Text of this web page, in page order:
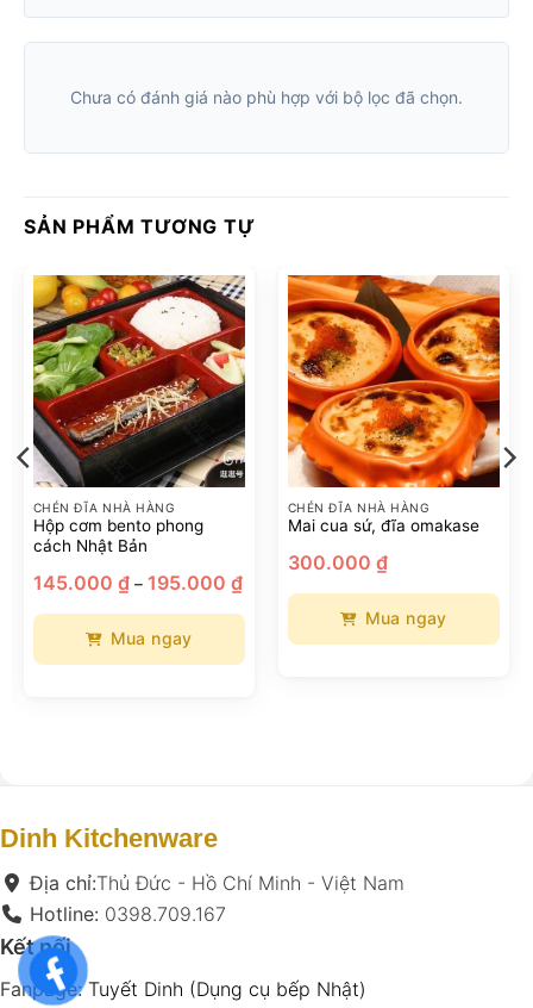
Chưa có đánh giá nào phù hợp với bộ lọc đã chọn.
SẢN PHẨM TƯƠNG TỰ
CHÉN ĐĨA NHÀ HÀNG
Hộp cơm bento phong
cách Nhật Bản
145.000 ₫ – 195.000 ₫Khoảng
giá:
145.000 ₫
Mua ngay
thể.
Các
tùy
có
thể
được
chọn
CHÉN ĐĨA NHÀ HÀNG
Mai cua sứ, đĩa omakase
300.000 ₫
Mua ngay
chọn
chọn
₫
Dinh Kitchenware
Địa chỉ:Thủ Đức - Hồ Chí Minh - Việt Nam
Hotline: 0398.709.167
Kết nối
Fanpage: Tuyết Dinh (Dụng cụ bếp Nhật)